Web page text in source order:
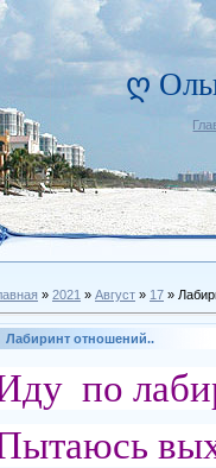
ღ
» 2021 » Август » 17 »
Лабиринт отношений..
по